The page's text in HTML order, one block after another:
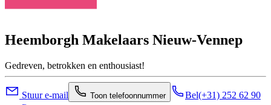
Heemborgh Makelaars Nieuw-Vennep
Gedreven, betrokken en enthousiast!
Stuur e-mail Toon telefoonnummer Bel(+31) 252 62 90